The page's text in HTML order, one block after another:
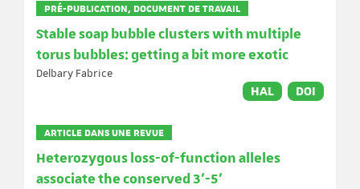
PRÉ-PUBLICATION, DOCUMENT DE TRAVAIL
Stable soap bubble clusters with multiple
torus bubbles: getting a bit more exotic
Delbary Fabrice
HAL DOI
ARTICLE DANS UNE REVUE
Heterozygous loss-of-function alleles
associate the conserved 3'-5'